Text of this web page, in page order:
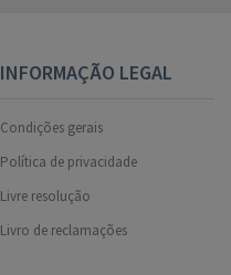
INFORMAÇÃO LEGAL
Condições gerais
Política de privacidade
Livre resolução
Livro de reclamações